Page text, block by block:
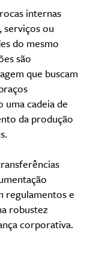
internas
serviços ou
do mesmo
são
que buscam
cadeia de
da produção
regulamentos e
robustez
corporativa.